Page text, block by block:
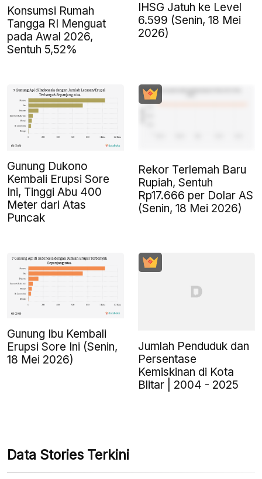
Konsumsi Rumah
Tangga RI Menguat
pada Awal 2026,
Sentuh 5,52%
IHSG Jatuh ke Level
6.599 (Senin, 18 Mei
2026)
Gunung Dukono
Kembali Erupsi Sore
Ini, Tinggi Abu 400
Meter dari Atas
Puncak
Rekor Terlemah Baru
Rupiah, Sentuh
Rp17.666 per Dolar AS
(Senin, 18 Mei 2026)
Gunung Ibu Kembali
Erupsi Sore Ini (Senin,
18 Mei 2026)
Jumlah Penduduk dan
Persentase
Kemiskinan di Kota
Blitar | 2004 - 2025
Data Stories Terkini